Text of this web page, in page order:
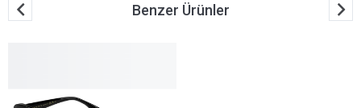
Benzer Ürünler